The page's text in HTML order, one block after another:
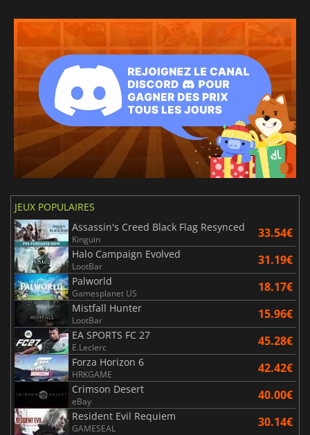
JEUX POPULAIRES
Assassin's Creed Black Flag Resynced
Kinguin 33.54€
Halo Campaign Evolved
LootBar 31.19€
Palworld
Gamesplanet US 18.17€
Mistfall Hunter
LootBar 15.96€
EA SPORTS FC 27
E.Leclerc 45.28€
Forza Horizon 6
HRKGAME 42.42€
Crimson Desert
eBay 40.00€
Resident Evil Requiem
GAMESEAL 30.14€